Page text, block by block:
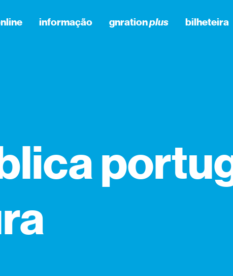
informação gnrationplus bilheteira